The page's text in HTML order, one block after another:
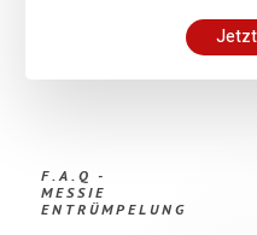
F.A.Q -
MESSIE
ENTRÜMPELUNG